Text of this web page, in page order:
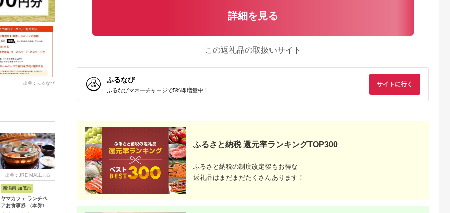
出典：ふるなび
出典：JRE MALLふる
さと納税
新潟県 加茂市
ヤマカフェ ランチペ
アお食事券 （本券1枚
出典：ふるさとチョイ
長崎県 松浦市
田舎そば打ち体験(体
験交流型メニュー)( 体
出典：ふるなび
神奈川県 小田原市
【小田原市】JTBふる
さと旅行クーポン
出典：ふるなび
【長崎、雲仙、ハウス
テンボス等】JTBふる
出典：ふるなび
【箱根町】JTBふるさ
と旅行クーポン
【箱根町】JTBふるさ
と旅行クーポン
令和堂で使える糖質
フ飯1000円分券【 ギ
詳細を見る
この返礼品の取扱いサイト
ふるなび
ふるなびマネーチャージで5%即増量中！
サイトに行く
ふるさと納税 還元率ランキングTOP300
ふるさと納税の制度改定後もお得な
返礼品はまだまだたくさんあります！